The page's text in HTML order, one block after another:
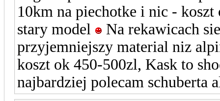
10km na piechotke i nic -
stary model
Na rekawicach
przyjemniejszy material niz
koszt ok 450-500zl, Kask to
najbardziej polecam schuberta